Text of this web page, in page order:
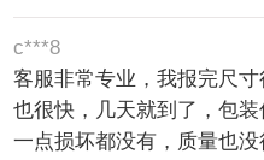
c***8
客服非常专业，我报完尺
也很快，几天就到了，包
一点损坏都没有，质量也